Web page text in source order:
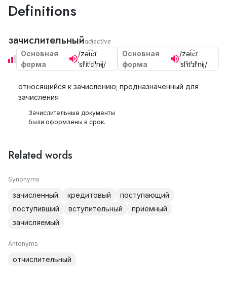
Definitions
зачислительныйadjective
Основная
форма
/zət͡ɕɪ
ˈslʲitʲɪlʲnɨj/
Основная
форма
/zət͡ɕɪ
ˈslʲitʲɪlʲnɨj/
относящийся к зачислению; предназначенный для
зачисления
Зачислительные документы
были оформлены в срок.
Related words
Synonyms
зачисленный кредитовый
поступающий
поступивший
вступительный
приемный
зачисляемый
Antonyms
отчислительный